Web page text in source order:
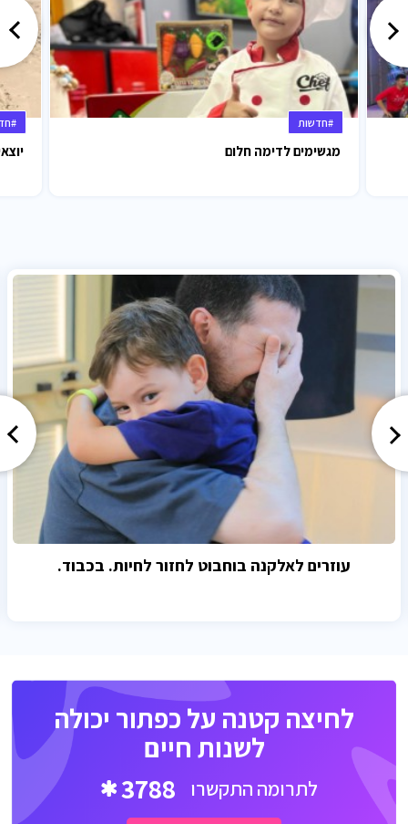
#חדשות
מגשימים לדימה חלום
עוזרים לאלקנה בוחבוט לחזור לחיות. בכבוד.
לחיצה קטנה על כפתור יכולה
לשנות חיים
לתרומה התקשרו 3788